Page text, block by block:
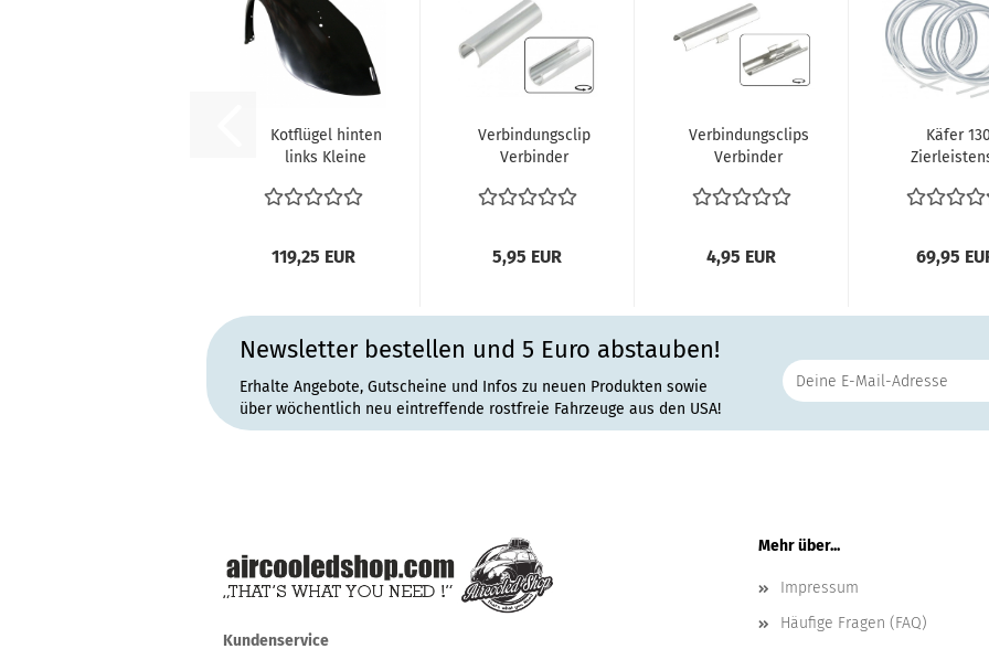
Kotflügel hinten
links Kleine
Stoßstangenhalter...
119,25 EUR
Verbindungsclip
Verbinder
Fensterzierleiste...
5,95 EUR
Verbindungsclips
Verbinder
Fensterzierleiste...
4,95 EUR
Käfer
69,95
Newsletter bestellen und 5 Euro abstauben!
Erhalte Angebote, Gutscheine und Infos zu neuen Produkten sowie
über wöchentlich neu eintreffende rostfreie Fahrzeuge aus den USA!
Kundenservice
Mehr über...
Impressum
Häufige Fragen (FAQ)